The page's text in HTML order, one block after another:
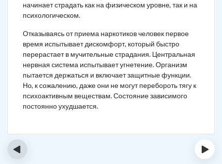
начинает страдать как на физическом уровне, так и на
психологическом.
Отказываясь от приема наркотиков человек первое
время испытывает дискомфорт, который быстро
перерастает в мучительные страдания. Центральная
нервная система испытывает угнетение. Организм
пытается держаться и включает защитные функции.
Но, к сожалению, даже они не могут перебороть тягу к
психоактивным веществам. Состояние зависимого
постоянно ухудшается.
‹ ›